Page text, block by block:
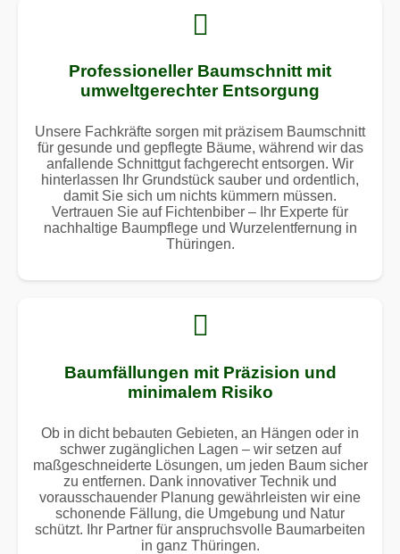
Professioneller Baumschnitt mit
umweltgerechter Entsorgung
Unsere Fachkräfte sorgen mit präzisem Baumschnitt
für gesunde und gepflegte Bäume, während wir das
anfallende Schnittgut fachgerecht entsorgen. Wir
hinterlassen Ihr Grundstück sauber und ordentlich,
damit Sie sich um nichts kümmern müssen.
Vertrauen Sie auf Fichtenbiber – Ihr Experte für
nachhaltige Baumpflege und Wurzelentfernung in
Thüringen.
Baumfällungen mit Präzision und
minimalem Risiko
Ob in dicht bebauten Gebieten, an Hängen oder in
schwer zugänglichen Lagen – wir setzen auf
maßgeschneiderte Lösungen, um jeden Baum sicher
zu entfernen. Dank innovativer Technik und
vorausschauender Planung gewährleisten wir eine
schonende Fällung, die Umgebung und Natur
schützt. Ihr Partner für anspruchsvolle Baumarbeiten
in ganz Thüringen.